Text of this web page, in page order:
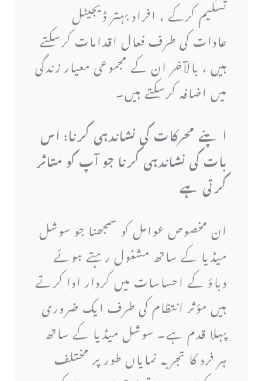
تسلیم کرکے ، افراد بہتر ڈیجیٹل
عادات کی طرف فعال اقدامات کرسکتے
ہیں ، بالآخر ان کے مجموعی معیار زندگی
میں اضافہ کرسکتے ہیں۔
اپنے محرکات کی نشاندہی کرنا: اس
بات کی نشاندہی کرنا جو آپ کو متاثر
کرتی ہے
ان مخصوص عوامل کو سمجھنا جو سوشل
میڈیا کے ساتھ مشغول رہتے ہوئے
دباؤ کے احساسات میں کردار ادا کرتے
ہیں مؤثر انتظام کی طرف ایک ضروری
پہلا قدم ہے۔ سوشل میڈیا کے ساتھ
ہر فرد کا تجربہ نمایاں طور پر مختلف